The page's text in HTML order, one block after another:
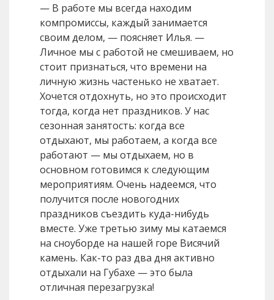
— В работе мы всегда находим
компромиссы, каждый занимается
своим делом, — поясняет Илья. —
Личное мы с работой не смешиваем, но
стоит признаться, что времени на
личную жизнь частенько не хватает.
Хочется отдохнуть, но это происходит
тогда, когда нет праздников. У нас
сезонная занятость: когда все
отдыхают, мы работаем, а когда все
работают — мы отдыхаем, но в
основном готовимся к следующим
мероприятиям. Очень надеемся, что
получится после новогодних
праздников съездить куда-нибудь
вместе. Уже третью зиму мы катаемся
на сноуборде на нашей горе Висячий
камень. Как-то раз два дня активно
отдыхали на Губахе — это была
отличная перезагрузка!